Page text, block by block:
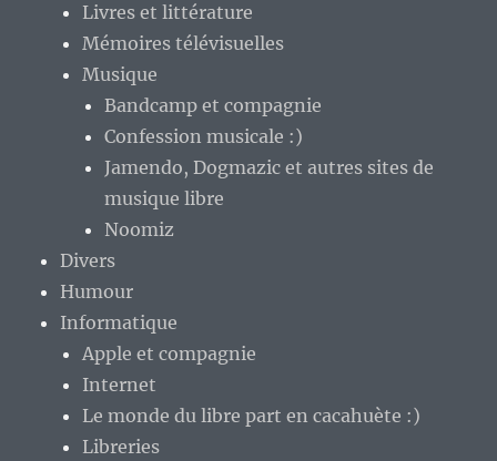
Livres et littérature
Mémoires télévisuelles
Musique
Bandcamp et compagnie
Confession musicale :)
Jamendo, Dogmazic et autres sites de
musique libre
Noomiz
Divers
Humour
Informatique
Apple et compagnie
Internet
Le monde du libre part en cacahuète :)
Libreries